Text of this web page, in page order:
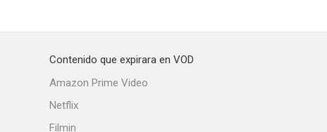
Contenido que expirara en VOD
Amazon Prime Video
Netflix
Filmin